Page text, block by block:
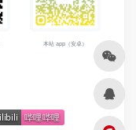
本站 app（安卓）